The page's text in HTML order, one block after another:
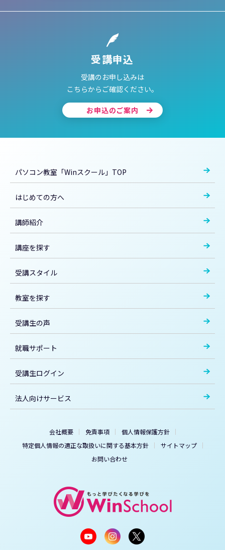
受講申込
受講のお申し込みは
こちらからご確認ください。
お申込のご案内
パソコン教室「Winスクール」TOP
はじめての方へ
講師紹介
講座を探す
受講スタイル
教室を探す
受講生の声
就職サポート
受講生ログイン
法人向けサービス
会社概要 免責事項
個人情報保護方針
特定個人情報の適正な取扱いに関する基本方針
サイトマップ
お問い合わせ